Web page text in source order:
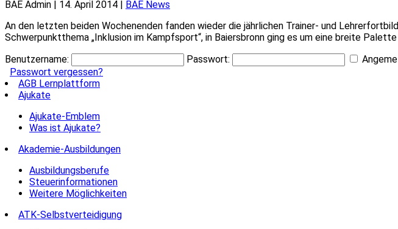
BAE Admin | 14. April 2014 | BAE News
An den letzten beiden Wochenenden fanden wieder die jährlichen Trainer- und
Schwerpunktthema „Inklusion im Kampfsport“, in Baiersbronn ging es um eine breite
Benutzername:
Passwort:
Passwort vergessen?
AGB Lernplattform
Ajukate
Ajukate-Emblem
Was ist Ajukate?
Akademie-Ausbildungen
Ausbildungsberufe
Steuerinformationen
Weitere Möglichkeiten
ATK-Selbstverteidigung